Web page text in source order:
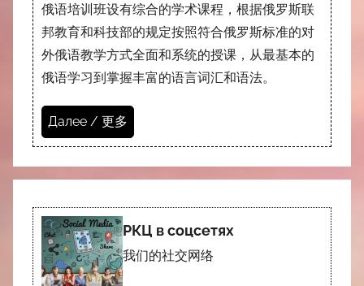
俄语培训班设有综合的学术课程，根据俄罗斯联
邦教育和科技部的规定按照符合俄罗斯标准的对
外俄语教学方式全面和系统的授课，从最基本的
俄语学习到掌握丰富的语言词汇和语法。
Далее / 更多
РКЦ в соцсетях
我们的社交网络